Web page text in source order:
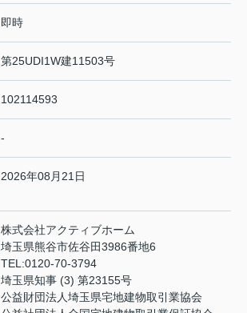
即時
第25UDI1W建11503号
102114593
-
2026年08月21日
株式会社アクティブホーム
埼玉県熊谷市佐谷田3986番地6
TEL:0120-70-3794
埼玉県知事 (3) 第23155号
公益財団法人埼玉県宅地建物取引業協会